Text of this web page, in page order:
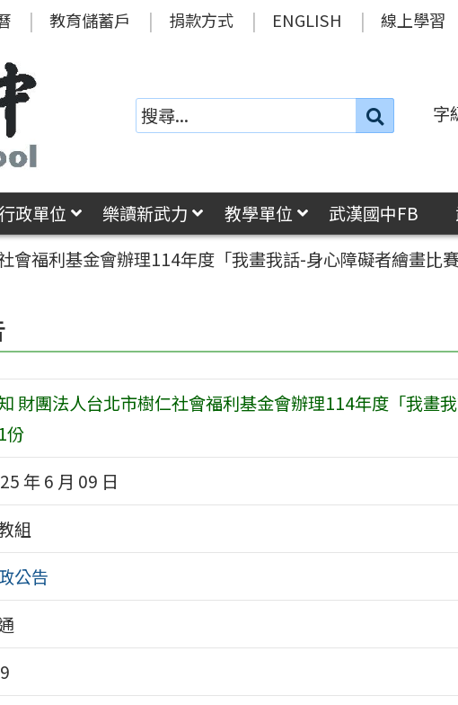
教育儲蓄戶 捐款方式 ENGLISH 線上學習
搜
字
政單位 樂讀新武力 教學單位 武漢國中FB
會福利基金會辦理114年度「我畫我話-身心障礙者繪畫比
財團法人台北市樹仁社會福利基金會辦理114年度「我畫
份
年 6 月 09 日
組
公告